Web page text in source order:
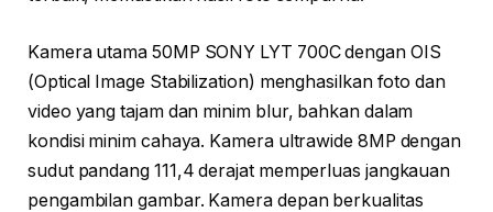
Kamera utama 50MP SONY LYT 700C dengan OIS
(Optical Image Stabilization) menghasilkan foto dan
video yang tajam dan minim blur, bahkan dalam
kondisi minim cahaya. Kamera ultrawide 8MP dengan
sudut pandang 111,4 derajat memperluas jangkauan
pengambilan gambar. Kamera depan berkualitas